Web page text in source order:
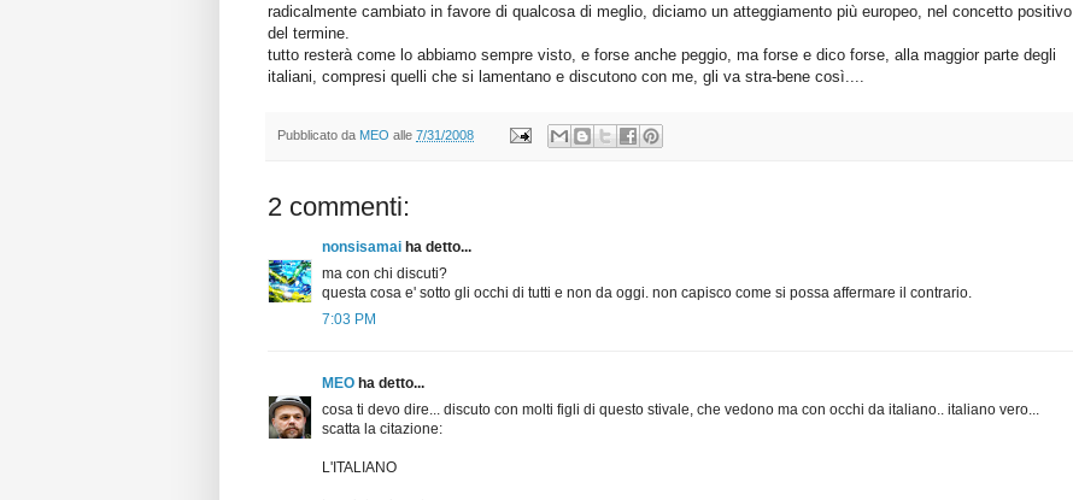
radicalmente cambiato in favore di qualcosa di meglio, diciamo un atteggiamento più europeo, nel concetto positivo
del termine.
tutto resterà come lo abbiamo sempre visto, e forse anche peggio, ma forse e dico forse, alla maggior parte degli
italiani, compresi quelli che si lamentano e discutono con me, gli va stra-bene così....
Pubblicato da MEO alle 7/31/2008
2 commenti:
nonsisamai ha detto...
ma con chi discuti?
questa cosa e' sotto gli occhi di tutti e non da oggi. non capisco come si possa affermare il contrario.
7:03 PM
MEO ha detto...
cosa ti devo dire... discuto con molti figli di questo stivale, che vedono ma con occhi da italiano.. italiano vero...
scatta la citazione:
L'ITALIANO